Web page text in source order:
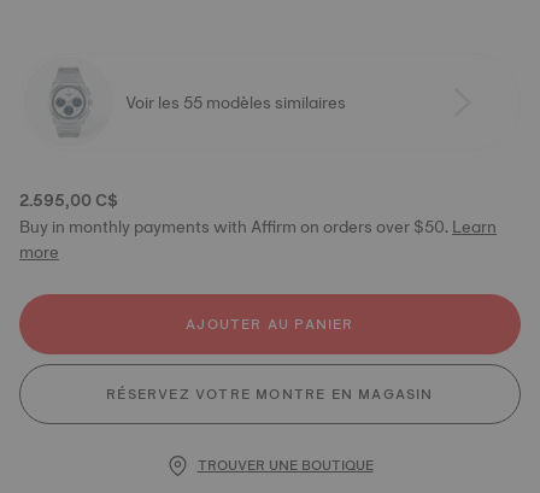
Voir les 55 modèles similaires
2.595,00 C$
Buy in monthly payments with Affirm on orders over $50.Learn
more
AJOUTER AU PANIER
RÉSERVEZ VOTRE MONTRE EN MAGASIN
TROUVER UNE BOUTIQUE